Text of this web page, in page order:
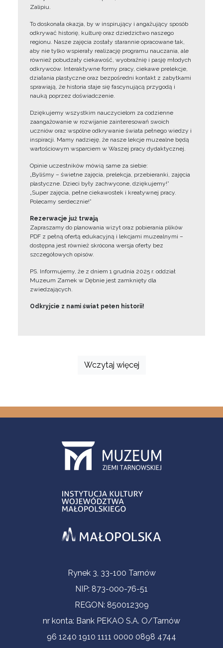
Zalipiu.
To doskonała okazja, by w inspirujący i angażujący sposób
odkrywać historię, kulturę oraz dziedzictwo naszego
regionu. Nasze zajęcia zostały starannie opracowane tak,
aby nie tylko wspierały realizację programu nauczania, ale
również pobudzały ciekawość, wyobraźnię i pasję młodych
odkrywców. Interaktywne formy pracy, ciekawe prelekcje,
działania plastyczne oraz bezpośredni kontakt z zabytkami
sprawiają, że historia staje się fascynującą przygodą i
nauką poprzez doświadczenie.
Dziękujemy wszystkim nauczycielom za codzienne
zaangażowanie w rozwijanie zainteresowań swoich
uczniów oraz wspólne odkrywanie świata pełnego wiedzy i
inspiracji. Mamy nadzieję, że nasze lekcje muzealne będą
wartościowym wsparciem w Waszej pracy dydaktycznej.
Opinie uczestników mówią same za siebie:
„Byliśmy – świetne zajęcia, prelekcja, przebieranki, zajęcia
plastyczne. Dzieci były zachwycone, dziękujemy!”
„Super zajęcia, pełne ciekawostek i kreatywnej pracy.
Polecamy serdecznie!”
Rezerwacje już trwają
Zapraszamy do planowania wizyt oraz pobierania plików
PDF z pełną ofertą edukacyjną i lekcjami muzealnymi –
dostępna jest również skrócona wersja oferty bez
szczegółowych opisów.
PS. Informujemy, że z dniem 1 grudnia 2025 r. oddział
Muzeum Zamek w Dębnie jest zamknięty dla
zwiedzających.
Odkryjcie z nami świat pełen historii!
Wczytaj więcej
Informacje kontaktoweRynek 3, 33-100 Tarnów
NIP: 873-000-76-51
REGON: 850012309
nr konta: Bank PEKAO S.A. O/Tarnów
96 1240 1910 1111 0000 0898 4744